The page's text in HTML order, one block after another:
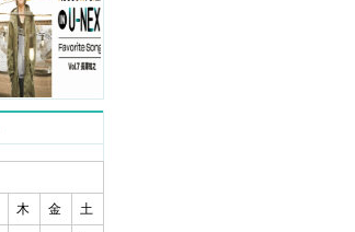
木 金 土